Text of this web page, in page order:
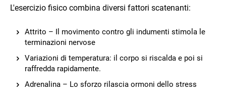
L'esercizio fisico combina diversi fattori scatenanti:
Attrito – Il movimento contro gli indumenti stimola le
terminazioni nervose
Variazioni di temperatura: il corpo si riscalda e poi si
raffredda rapidamente.
Adrenalina – Lo sforzo rilascia ormoni dello stress